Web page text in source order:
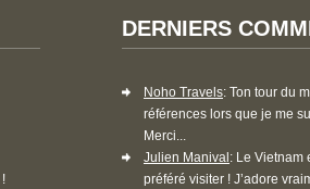
DERNIERS
Noho Travels: Ton tour du
références lors que je me
Merci...
Julien Manival : Le Vietnam
préféré visiter ! J’adore